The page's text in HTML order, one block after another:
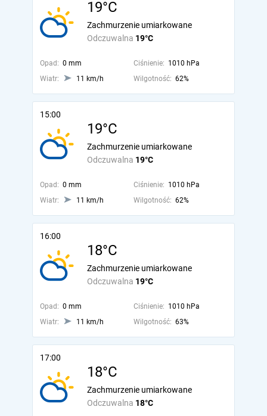
19°C
Odczuwalna 19°C
Zachmurzenie umiarkowane
Opad: 0 mm Ciśnienie: 1010 hPa
Wiatr:
11 km/h Wilgotność: 62%
15:00
19°C
Odczuwalna 19°C
Zachmurzenie umiarkowane
Opad: 0 mm Ciśnienie: 1010 hPa
Wiatr:
11 km/h Wilgotność: 62%
16:00
18°C
Odczuwalna 19°C
Zachmurzenie umiarkowane
Opad: 0 mm Ciśnienie: 1010 hPa
Wiatr:
11 km/h Wilgotność: 63%
17:00
18°C
Odczuwalna 18°C
Zachmurzenie umiarkowane